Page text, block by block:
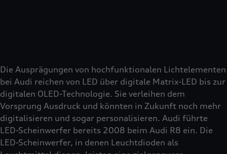
Die Ausprägungen von hochfunktionalen Lichtelementen
bei Audi reichen von LED über digitale Matrix-LED bis zur
digitalen OLED-Technologie. Sie verleihen dem
Vorsprung Ausdruck und könnten in Zukunft noch mehr
digitalisieren und sogar personalisieren. Audi führte
LED-Scheinwerfer bereits 2008 beim Audi R8 ein. Die
LED-Scheinwerfer, in denen Leuchtdioden als